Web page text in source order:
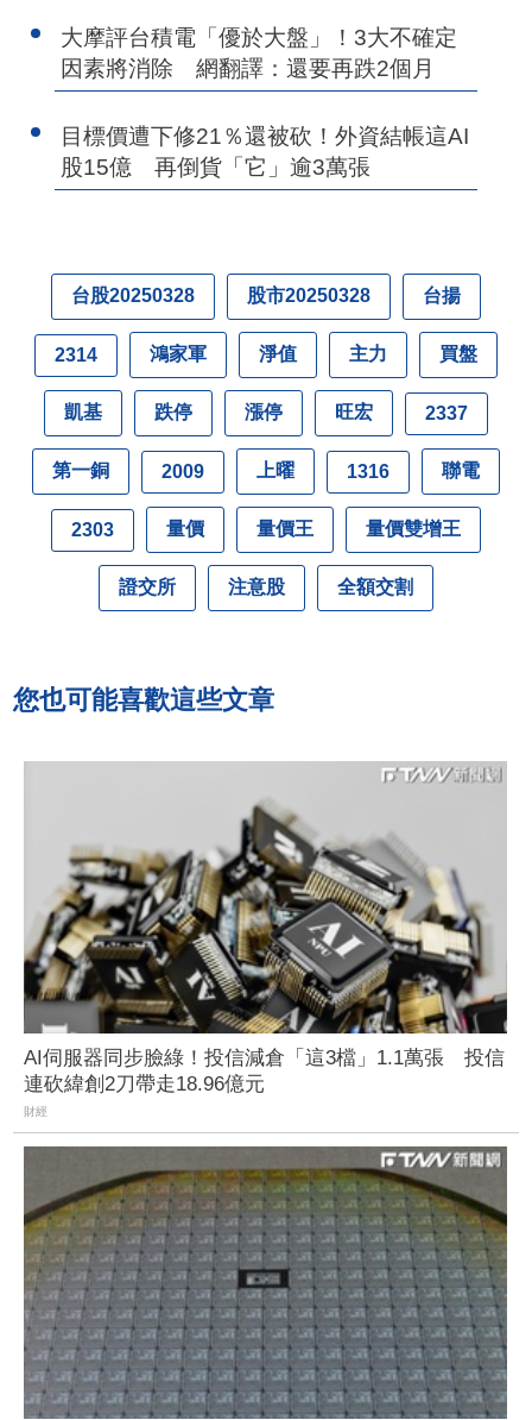
大摩評台積電「優於大盤」！3大不確定
因素將消除 網翻譯：還要再跌2個月
目標價遭下修21％還被砍！外資結帳這AI
股15億 再倒貨「它」逾3萬張
台股20250328 股市20250328 台揚
2314 鴻家軍 淨值 主力 買盤
凱基 跌停 漲停 旺宏 2337
第一銅 2009 上曜 1316 聯電
2303 量價 量價王 量價雙增王
證交所 注意股 全額交割
您也可能喜歡這些文章
AI伺服器同步臉綠！投信減倉「這3檔」1.1萬張 投信
連砍緯創2刀帶走18.96億元
財經